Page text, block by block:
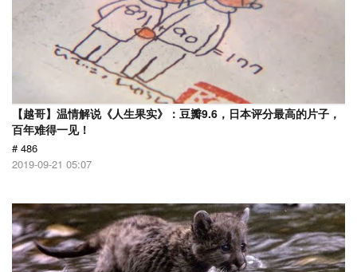
【越哥】温情解说《人生果实》：豆瓣9.6，日本评分最高的片子，
百年难得一见！
# 486
2019-09-21 05:07